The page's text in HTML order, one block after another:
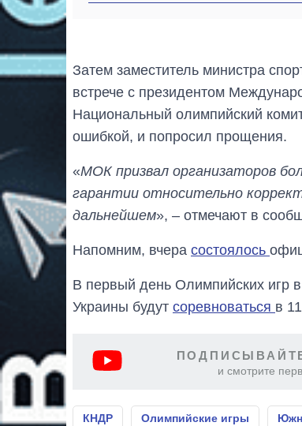
Затем заместитель министра
встрече с президентом
Национальный олимпийский
ошибкой, и попросил прощения.
«МОК призвал организаторов
гарантии относительно
дальнейшем», – отмечают в
Напомним, вчера состоялось
В первый день Олимпийских игр
Украины будут соревноваться в
и смотрите
КНДР Олимпийские игры